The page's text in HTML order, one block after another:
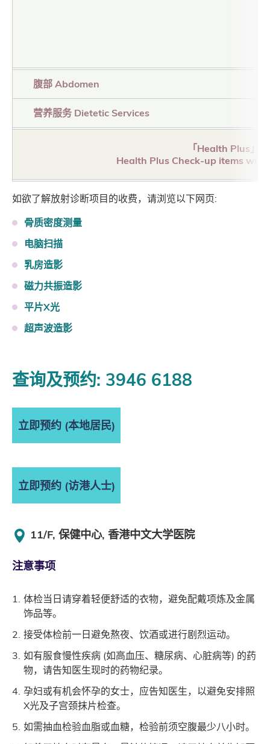
腹部 Abdomen
营养服务 Dietetic Services
「Health Plus」
Health Plus Check-up items will
如欲了解放射诊断项目的收费，请浏览以下网页:
骨质密度测量
电脑扫描
乳房造影
磁力共振造影
平片X光
超声波造影
查询及预约: 3946 6188
立即预约 (本地居民)
立即预约 (访港人士)
11/F, 保健中心, 香港中文大学医院
注意事项
体检当日请穿着轻便舒适的衣物，避免配戴项炼及金属
饰品等。
接受体检前一日避免熬夜、饮酒或进行剧烈运动。
如有服食慢性疾病 (如高血压、糖尿病、心脏病等) 的药
物，请告知医生现时的药物纪录。
孕妇或有机会怀孕的女士，应告知医生，以避免安排照
X光及子宫颈抹片检查。
如需抽血检验血脂或血糖，检验前须空腹最少八小时。